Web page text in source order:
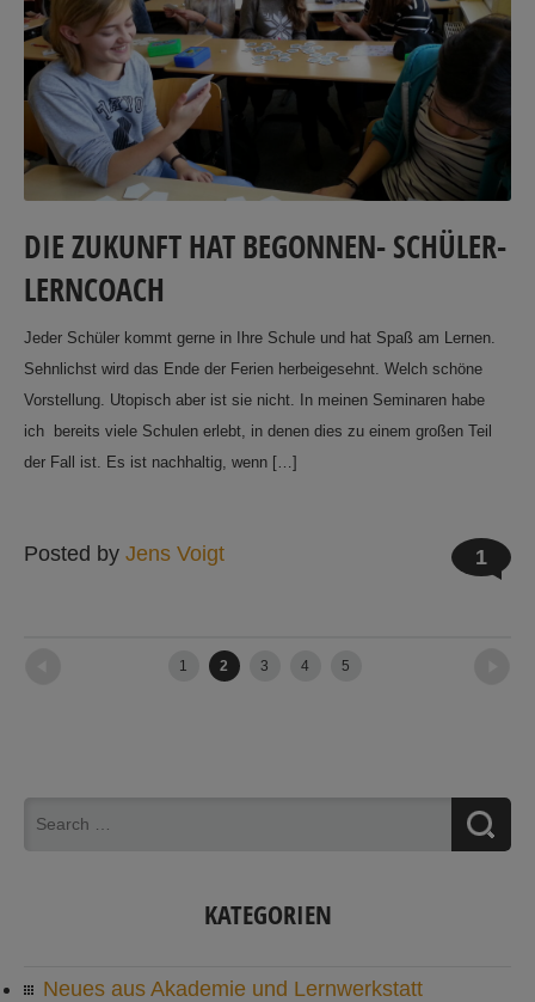
DIE ZUKUNFT HAT BEGONNEN- SCHÜLER-
LERNCOACH
Jeder Schüler kommt gerne in Ihre Schule und hat Spaß am Lernen.
Sehnlichst wird das Ende der Ferien herbeigesehnt. Welch schöne
Vorstellung. Utopisch aber ist sie nicht. In meinen Seminaren habe
ich bereits viele Schulen erlebt, in denen dies zu einem großen Teil
der Fall ist. Es ist nachhaltig, wenn […]
Posted by Jens Voigt 1
1 2 3 4 5
KATEGORIEN
Neues aus Akademie und Lernwerkstatt